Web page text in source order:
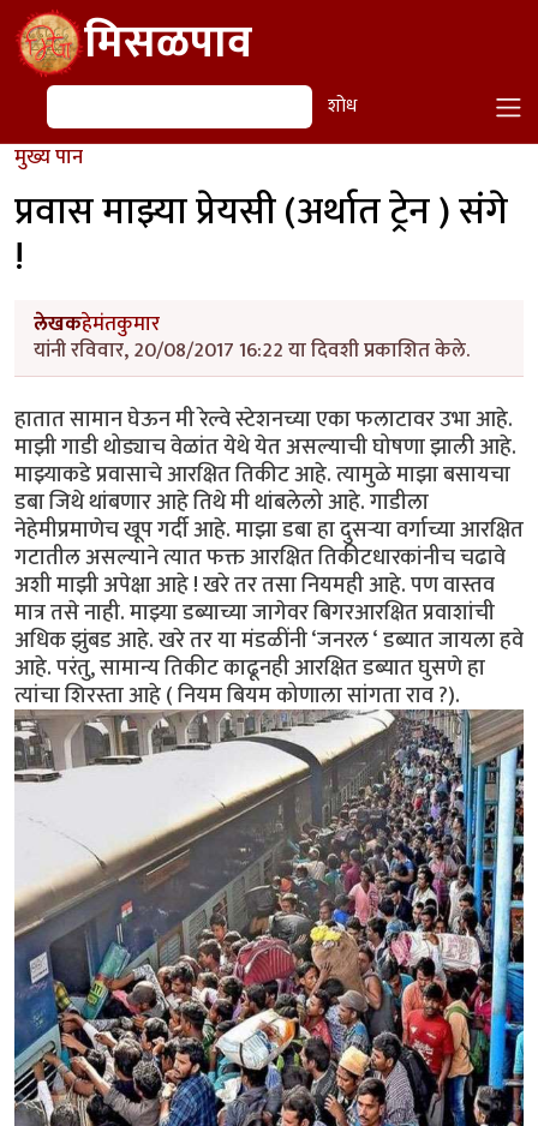
Skip to main contentमिसळपाव
शोध शोध
मुख्य पान
प्रवास माझ्या प्रेयसी (अर्थात ट्रेन ) संगे
!
लेखकहेमंतकुमार
यांनी रविवार, 20/08/2017 16:22 या दिवशी प्रकाशित केले.
हातात सामान घेऊन मी रेल्वे स्टेशनच्या एका फलाटावर उभा आहे.
माझी गाडी थोड्याच वेळांत येथे येत असल्याची घोषणा झाली आहे.
माझ्याकडे प्रवासाचे आरक्षित तिकीट आहे. त्यामुळे माझा बसायचा
डबा जिथे थांबणार आहे तिथे मी थांबलेलो आहे. गाडीला
नेहेमीप्रमाणेच खूप गर्दी आहे. माझा डबा हा दुसऱ्या वर्गाच्या आरक्षित
गटातील असल्याने त्यात फक्त आरक्षित तिकीटधारकांनीच चढावे
अशी माझी अपेक्षा आहे ! खरे तर तसा नियमही आहे. पण वास्तव
मात्र तसे नाही. माझ्या डब्याच्या जागेवर बिगरआरक्षित प्रवाशांची
अधिक झुंबड आहे. खरे तर या मंडळींनी ‘जनरल ‘ डब्यात जायला हवे
आहे. परंतु, सामान्य तिकीट काढूनही आरक्षित डब्यात घुसणे हा
त्यांचा शिरस्ता आहे ( नियम बियम कोणाला सांगता राव ?).